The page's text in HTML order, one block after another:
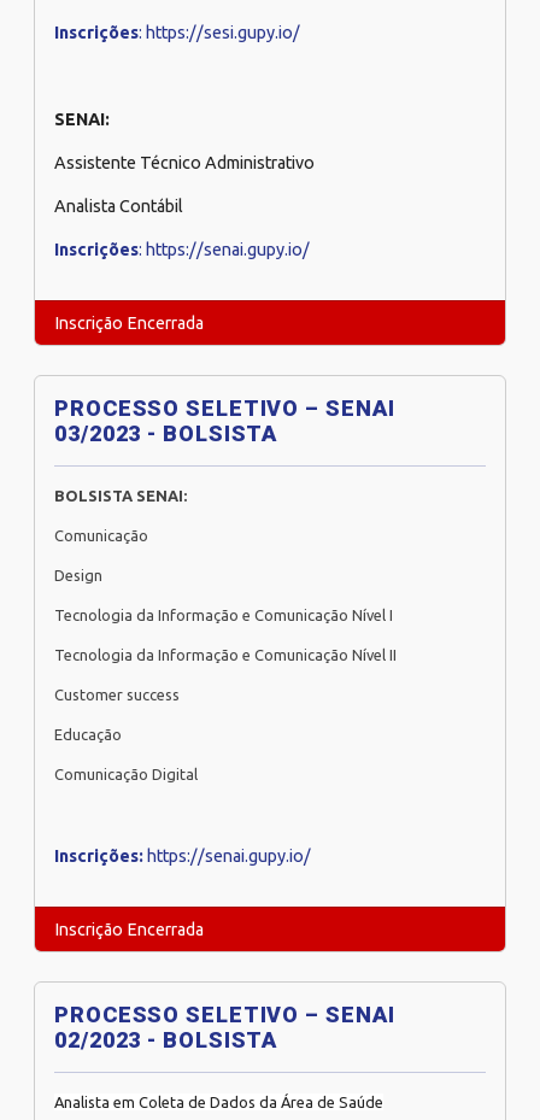
Inscrições: https://sesi.gupy.io/
SENAI:
Assistente Técnico Administrativo
Analista Contábil
Inscrições: https://senai.gupy.io/
Inscrição Encerrada
PROCESSO SELETIVO – SENAI
03/2023 - BOLSISTA
BOLSISTA SENAI:
Comunicação
Design
Tecnologia da Informação e Comunicação Nível I
Tecnologia da Informação e Comunicação Nível II
Customer success
Educação
Comunicação Digital
Inscrições: https://senai.gupy.io/
Inscrição Encerrada
PROCESSO SELETIVO – SENAI
02/2023 - BOLSISTA
Analista em Coleta de Dados da Área de Saúde